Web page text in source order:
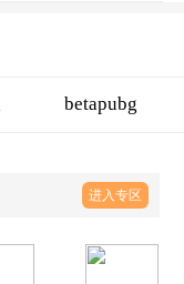
betapubg
进入专区